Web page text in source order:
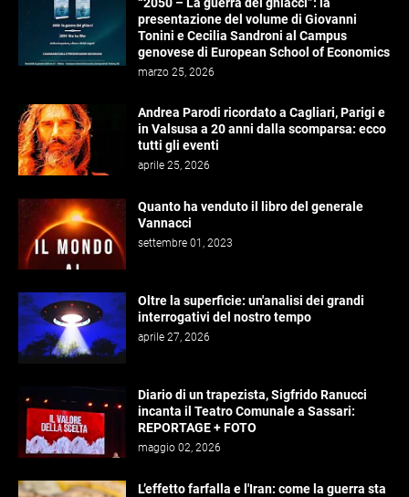
presentazione del volume di Giovanni
Tonini e Cecilia Sandroni al Campus
genovese di European School of Economics
marzo 25, 2026
Andrea Parodi ricordato a Cagliari, Parigi e
in Valsusa a 20 anni dalla scomparsa: ecco
tutti gli eventi
aprile 25, 2026
Quanto ha venduto il libro del generale
Vannacci
settembre 01, 2023
Oltre la superficie: un'analisi dei grandi
interrogativi del nostro tempo
aprile 27, 2026
Diario di un trapezista, Sigfrido Ranucci
incanta il Teatro Comunale a Sassari:
REPORTAGE + FOTO
maggio 02, 2026
L’effetto farfalla e l'Iran: come la guerra sta